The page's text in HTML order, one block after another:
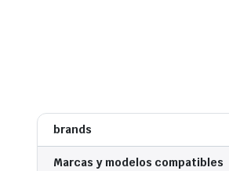
brands
Marcas y modelos compatibles